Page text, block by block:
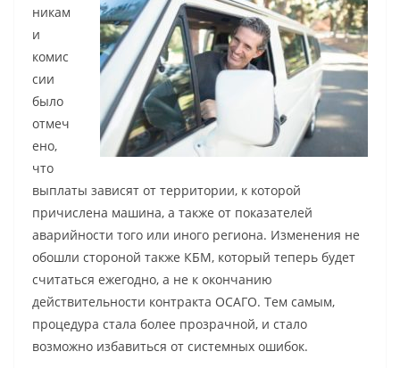
никам
и
комис
сии
было
отмеч
ено,
что
выплаты зависят от территории, к которой
причислена машина, а также от показателей
аварийности того или иного региона. Изменения не
обошли стороной также КБМ, который теперь будет
считаться ежегодно, а не к окончанию
действительности контракта ОСАГО. Тем самым,
процедура стала более прозрачной, и стало
возможно избавиться от системных ошибок.